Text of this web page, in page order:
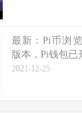
最新：Pi币浏
版本，Pi钱包已
2021-12-25